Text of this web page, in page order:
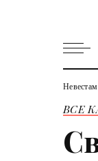
Невестам
ВСЕ